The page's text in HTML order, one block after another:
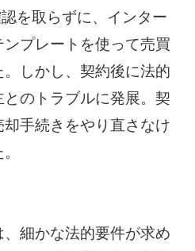
を取らずに、インター
プレートを使って売買
しかし、契約後に法的
のトラブルに発展。契
手続きをやり直さなけ
細かな法的要件が求め